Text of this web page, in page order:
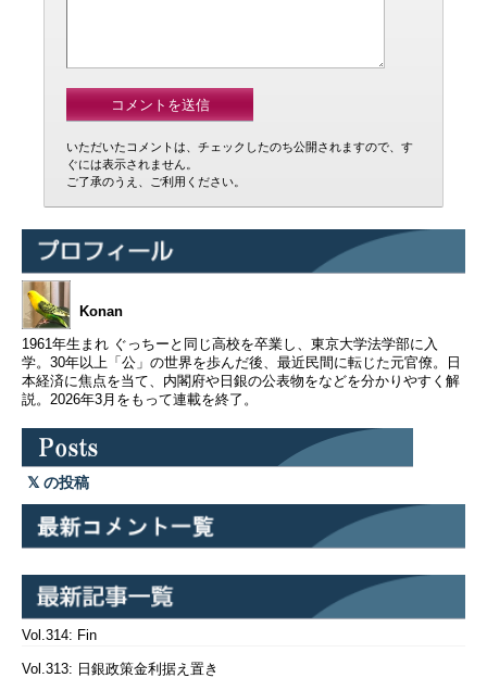
いただいたコメントは、チェックしたのち公開されますので、す
ぐには表示されません。
ご了承のうえ、ご利用ください。
Konan
1961年生まれ ぐっちーと同じ高校を卒業し、東京大学法学部に入
学。30年以上「公」の世界を歩んだ後、最近民間に転じた元官僚。日
本経済に焦点を当て、内閣府や日銀の公表物をなどを分かりやすく解
説。2026年3月をもって連載を終了。
の投稿
Vol.314: Fin
Vol.313: 日銀政策金利据え置き